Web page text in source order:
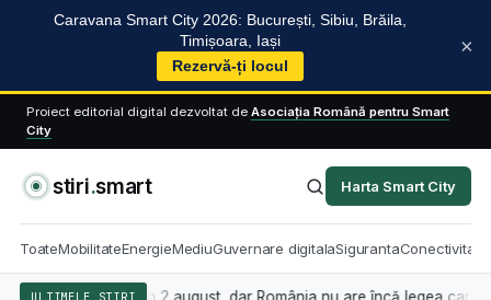
Caravana Smart City 2026: București, Sibiu, Brăila,
Timișoara, Iași
Rezervă-ți locul
×
Proiect editorial digital dezvoltat de Asociația Română pentru Smart
City
stiri.smart Harta Smart City
ToateMobilitateEnergieMediuGuvernare digitalaSigurantaConectivitate
ULTIMELE STIRI